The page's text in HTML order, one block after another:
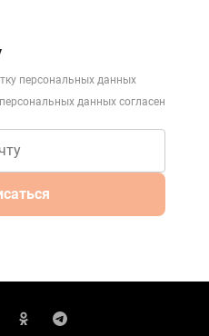
персональных данных
данных согласен